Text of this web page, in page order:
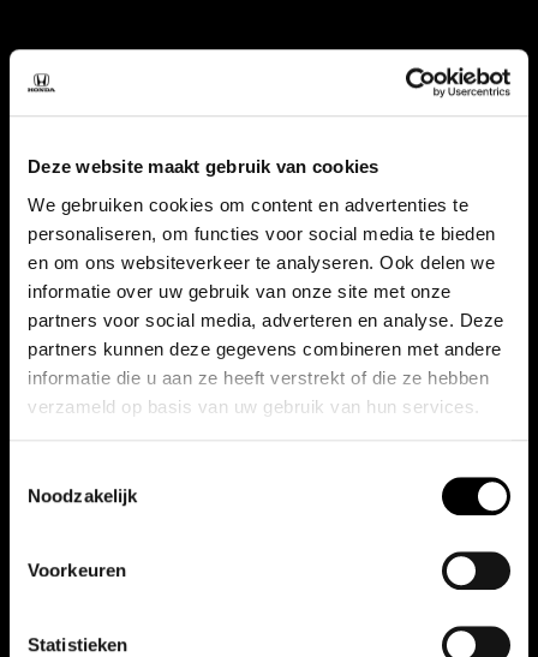
Deze website maakt gebruik van cookies
We gebruiken cookies om content en advertenties te
personaliseren, om functies voor social media te bieden
en om ons websiteverkeer te analyseren. Ook delen we
informatie over uw gebruik van onze site met onze
partners voor social media, adverteren en analyse. Deze
partners kunnen deze gegevens combineren met andere
informatie die u aan ze heeft verstrekt of die ze hebben
verzameld op basis van uw gebruik van hun services.
Noodzakelijk
Voorkeuren
Statistieken